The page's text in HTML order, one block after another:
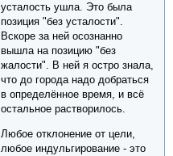
усталость ушла. Это была
позиция "без усталости".
Вскоре за ней осознанно
вышла на позицию "без
жалости". В ней я остро знала,
что до города надо добраться
в определённое время, и всё
остальное растворилось.
Любое отклонение от цели,
любое индульгирование - это